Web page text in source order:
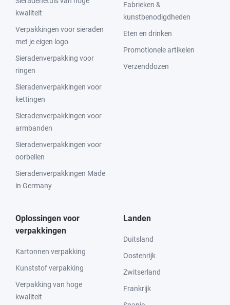
kwaliteit
Verpakkingen voor sieraden
met je eigen logo
Sieradenverpakking voor
ringen
Sieradenverpakkingen voor
kettingen
Sieradenverpakkingen voor
armbanden
Sieradenverpakkingen voor
oorbellen
Sieradenverpakkingen Made
in Germany
Fabrieken &
kunstbenodigdheden
Eten en drinken
Promotionele artikelen
Verzenddozen
Oplossingen voor
verpakkingen
Kartonnen verpakking
Kunststof verpakking
Verpakking van hoge
kwaliteit
Landen
Duitsland
Oostenrijk
Zwitserland
Frankrijk